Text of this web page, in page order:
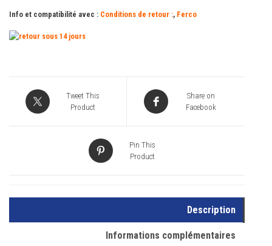
FERCO
Info et compatibilité avec : Conditions de retour :, Ferco
Tweet This
Product
Share on
Facebook
Pin This
Product
Description
Informations complémentaires